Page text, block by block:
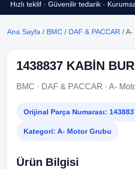
Hızlı teklif · Güvenilir tedarik ·
Ana Sayfa / BMC / DAF & PACCAR / A-
1438837 KABİN
BMC · DAF & PACCAR · A-
Orijinal Parça Numarası:
Kategori: A- Motor Grubu
Ürün Bilgisi